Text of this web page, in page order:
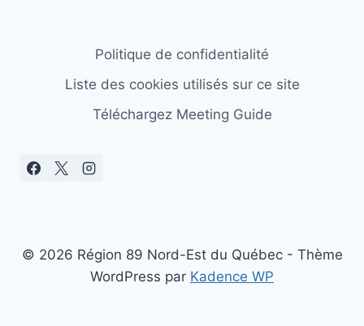
Politique de confidentialité
Liste des cookies utilisés sur ce site
Téléchargez Meeting Guide
© 2026 Région 89 Nord-Est du Québec - Thème
WordPress par Kadence WP